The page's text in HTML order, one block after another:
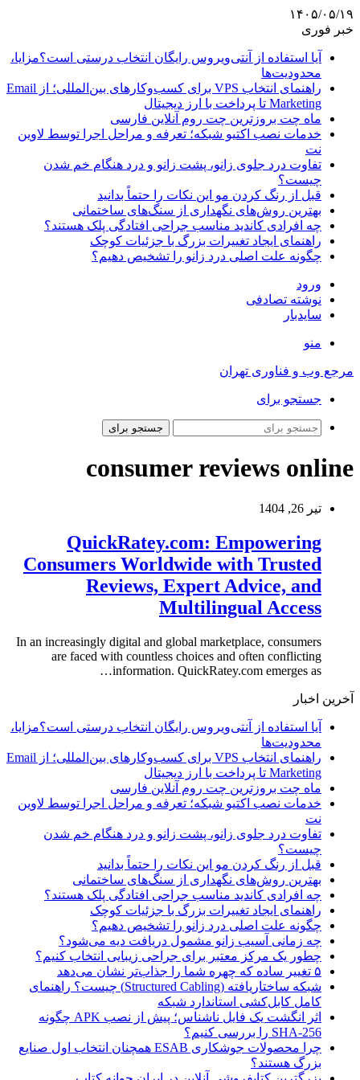
۱۴۰۵/۰۵/۱۹
خبر فوری
آیا استفاده از آنتی‌ویروس رایگان انتخاب درستی است؟مزایا،
محدودیت‌ها
راهنمای انتخاب VPS برای کسب‌وکارهای بین‌المللی؛ از Email
Marketing تا پرداخت با ارز دیجیتال
ماه چت بروزترین چت روم آنلاین فارسی
خدمات نصب اکتیو شبکه؛ تعرفه و مراحل اجرا توسط لاوین
نت
تفاوت درد جلوی زانو، پشت زانو و درد هنگام خم شدن
چیست؟
قبل از رنگ کردن مو این نکات را حتماً بدانید
بهترین روش‌های نگهداری از سنگ‌های ساختمانی
چه افرادی کاندید مناسب جراحی افتادگی پلک هستند؟
راهنمای ایجاد تغییرات بزرگ با جزئیات کوچک
چگونه علت اصلی درد زانو را تشخیص دهیم؟
ورود
نوشته تصادفی
سایدبار
منو
مرجع وب و فناوری تهران
جستجو برای
جستجو برای
consumer reviews online
تیر 26, 1404
QuickRatey.com: Empowering
Consumers Worldwide with Trusted
Reviews, Expert Advice, and
Multilingual Access
In an increasingly digital and global marketplace, consumers
are faced with countless choices and often conflicting
information. QuickRatey.com emerges as…
آخرین اخبار
آیا استفاده از آنتی‌ویروس رایگان انتخاب درستی است؟مزایا،
محدودیت‌ها
راهنمای انتخاب VPS برای کسب‌وکارهای بین‌المللی؛ از Email
Marketing تا پرداخت با ارز دیجیتال
ماه چت بروزترین چت روم آنلاین فارسی
خدمات نصب اکتیو شبکه؛ تعرفه و مراحل اجرا توسط لاوین
نت
تفاوت درد جلوی زانو، پشت زانو و درد هنگام خم شدن
چیست؟
قبل از رنگ کردن مو این نکات را حتماً بدانید
بهترین روش‌های نگهداری از سنگ‌های ساختمانی
چه افرادی کاندید مناسب جراحی افتادگی پلک هستند؟
راهنمای ایجاد تغییرات بزرگ با جزئیات کوچک
چگونه علت اصلی درد زانو را تشخیص دهیم؟
چه زمانی آسیب زانو مشمول دریافت دیه می‌شود؟
چطور یک مرکز معتبر برای جراحی زیبایی انتخاب کنیم؟
۵ تغییر ساده که چهره شما را جذاب‌تر نشان می‌دهد
شبکه ساختاریافته (Structured Cabling) چیست؟ راهنمای
کامل کابل‌کشی استاندارد شبکه
اثر انگشت یک فایل ناشناس؛ پیش از نصب APK چگونه
SHA-256 را بررسی کنیم؟
چرا محصولات جوشکاری ESAB همچنان انتخاب اول صنایع
بزرگ هستند؟